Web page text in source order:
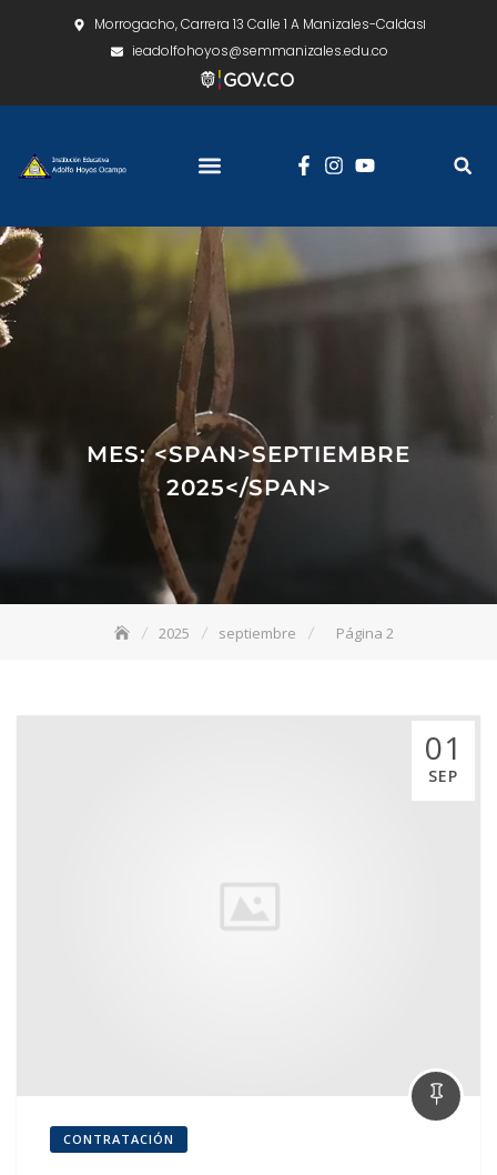
Morrogacho, Carrera 13 Calle 1 A Manizales-Caldas
ieadolfohoyos@semmanizales.edu.co
MES: <SPAN>SEPTIEMBRE
2025</SPAN>
2025 septiembre Página 2
01
SEP
CONTRATACIÓN